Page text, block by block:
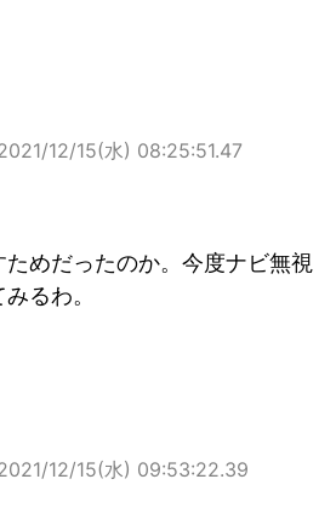
12/15(水) 08:25:51.47
めだったのか。今度ナビ無視
るわ。
12/15(水) 09:53:22.39